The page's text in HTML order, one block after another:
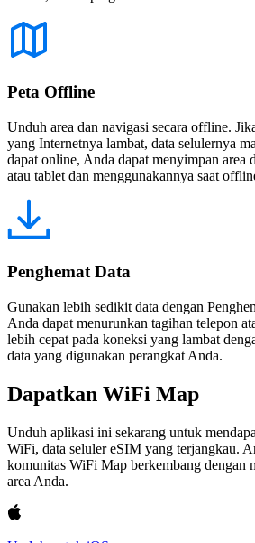
Peta Offline
Unduh area dan navigasi secara offline.
yang Internetnya lambat, data selulernya
dapat online, Anda dapat menyimpan area
atau tablet dan menggunakannya saat
Penghemat Data
Gunakan lebih sedikit data dengan
Anda dapat menurunkan tagihan telepon
lebih cepat pada koneksi yang lambat
data yang digunakan perangkat Anda.
Dapatkan WiFi Map
Unduh aplikasi ini sekarang untuk
WiFi, data seluler eSIM yang terjangkau.
komunitas WiFi Map berkembang dengan
area Anda.